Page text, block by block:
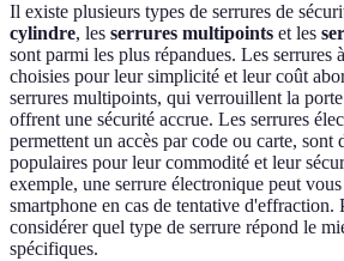
Il existe plusieurs types de serrures de
cylindre, les serrures multipoints et les
sont parmi les plus répandues. Les serrures
choisies pour leur simplicité et leur coût
serrures multipoints, qui verrouillent la
offrent une sécurité accrue. Les serrures
permettent un accès par code ou carte, sont
populaires pour leur commodité et leur
exemple, une serrure électronique peut
smartphone en cas de tentative d'effraction.
considérer quel type de serrure répond le
spécifiques.